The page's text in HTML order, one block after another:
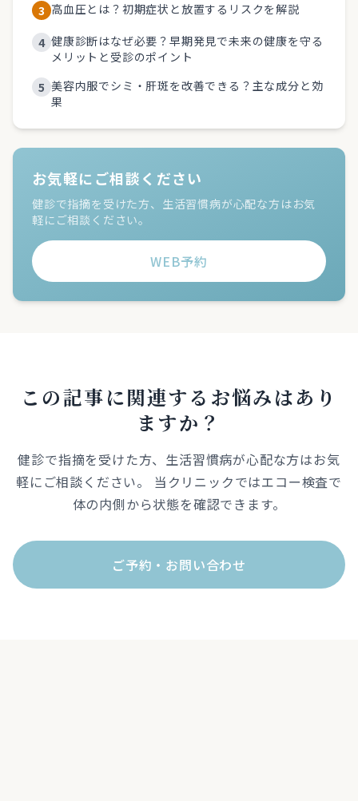
3 高血圧とは？初期症状と放置するリスクを解説
4 健康診断はなぜ必要？早期発見で未来の健康を守る
メリットと受診のポイント
5 美容内服でシミ・肝斑を改善できる？主な成分と効
果
お気軽にご相談ください
健診で指摘を受けた方、生活習慣病が心配な方はお気
軽にご相談ください。
WEB予約
この記事に関連するお悩みはあり
ますか？
健診で指摘を受けた方、生活習慣病が心配な方はお気
軽にご相談ください。 当クリニックではエコー検査で
体の内側から状態を確認できます。
ご予約・お問い合わせ